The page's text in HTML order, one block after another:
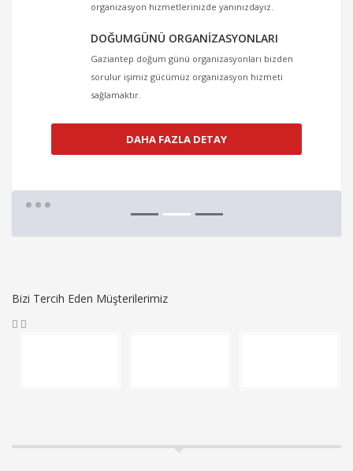
organizasyon hizmetlerinizde yanınızdayız.
DOĞUMGÜNÜ ORGANIZASYONLARI
Gaziantep doğum günü organizasyonları bizden
sorulur işimiz gücümüz organizasyon hizmeti
sağlamaktır.
DAHA FAZLA DETAY
Bizi Tercih Eden Müşterilerimiz